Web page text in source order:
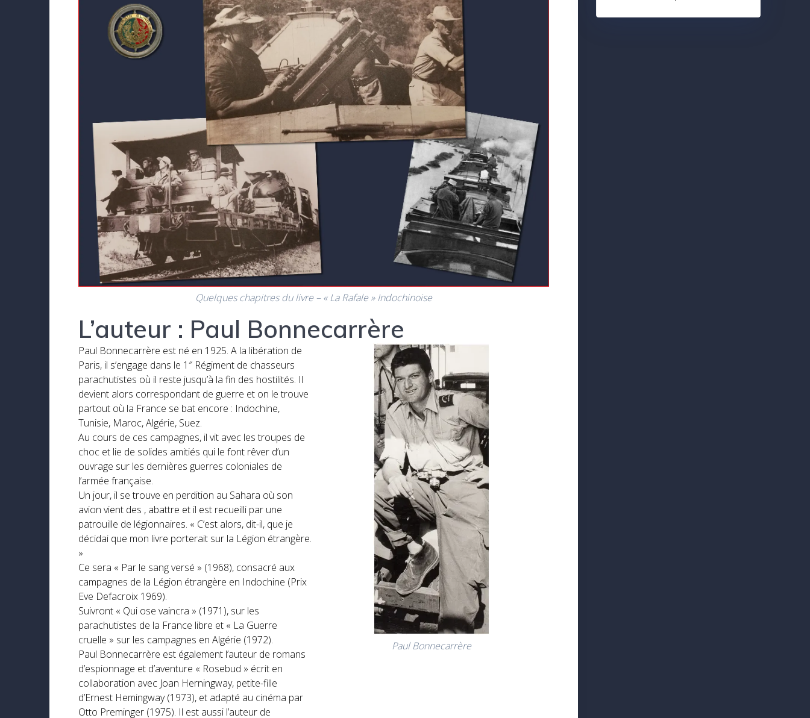
Quelques chapitres du livre – « La Rafale » Indochinoise
L’auteur : Paul Bonnecarrère
Paul Bonnecarrère est né en 1925. A la libération de
Paris, il s’engage dans le 1″ Régiment de chasseurs
parachutistes où il reste jusqu’à la fin des hostilités. Il
devient alors correspondant de guerre et on le trouve
partout où la France se bat encore : Indochine,
Tunisie, Maroc, Algérie, Suez.
Au cours de ces campagnes, il vit avec les troupes de
choc et lie de solides amitiés qui le font rêver d’un
ouvrage sur les dernières guerres coloniales de
l’armée française.
Un jour, il se trouve en perdition au Sahara où son
avion vient des , abattre et il est recueilli par une
patrouille de légionnaires. « C’est alors, dit-il, que je
décidai que mon livre porterait sur la Légion étrangère.
»
Ce sera « Par le sang versé » (1968), consacré aux
campagnes de la Légion étrangère en Indochine (Prix
Eve Defacroix 1969).
Suivront « Qui ose vaincra » (1971), sur les
parachutistes de la France libre et « La Guerre
cruelle » sur les campagnes en Algérie (1972).
Paul Bonnecarrère est également l’auteur de romans
d’espionnage et d’aventure « Rosebud » écrit en
collaboration avec Joan Herningway, petite-fille
d’Ernest Hemingway (1973), et adapté au cinéma par
Otto Preminger (1975). Il est aussi l’auteur de
Paul Bonnecarrère